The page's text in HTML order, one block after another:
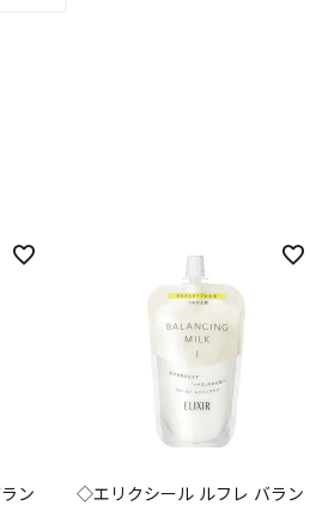
ン
◇エリクシール ルフレ バラン